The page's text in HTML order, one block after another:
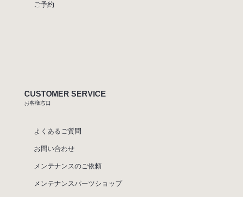
ご予約
CUSTOMER SERVICE
お客様窓口
よくあるご質問
お問い合わせ
メンテナンスのご依頼
メンテナンスパーツショップ